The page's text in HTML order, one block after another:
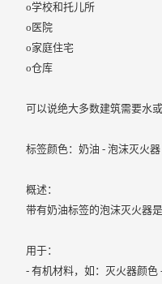
o学校和托儿所
o医院
o家庭住宅
o仓库
可以说绝大多数建筑需要水
标签颜色：奶油 - 泡沫灭火器
概述：
带有奶油标签的泡沫灭火器
用于：
- 有机材料，如：灭火器颜色